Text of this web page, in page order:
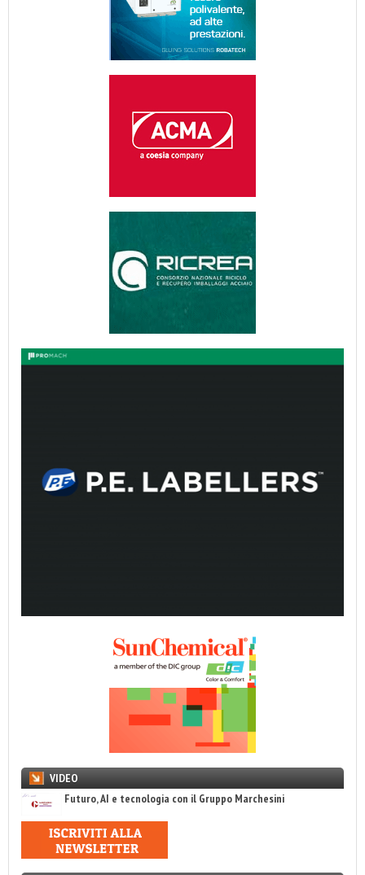
VIDEO
Futuro, AI e tecnologia con il Gruppo Marchesini